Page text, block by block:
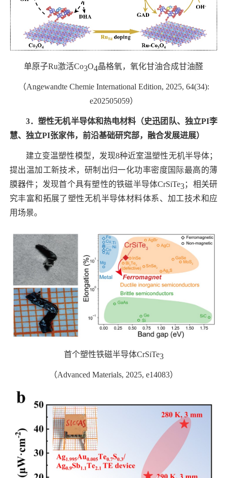
单原子Ru激活Co3O4晶格氧，氧化甘油合成甘油醛
（Angewandte Chemie International Edition, 2025, 64(34):
e202505059）
3．塑性无机半导体和热电材料（史迅团队、独立PI李
慧、独立PI张家伟，前沿基础研究部，融合发展进展）
建立变温塑性模型，发现8种近室温塑性无机半导体；
提出温加工新技术，研制出归一化功率密度国际最高的薄
膜器件；发现首个具有塑性的铁磁半导体CrSiTe3；相关研
究丰富和拓展了塑性无机半导体材料体系、加工技术和应
用场景。
首个塑性铁磁半导体CrSiTe3
（Advanced Materials, 2025, e14083）